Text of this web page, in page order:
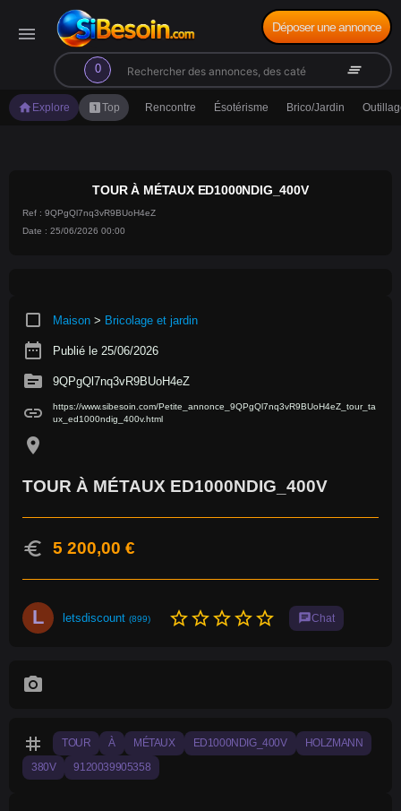
menu
0
search clear_all
Déposer une annonce
home Explore looks_oneTop Rencontre Ésotérisme Brico/Jardin
TOUR À MÉTAUX ED1000NDIG_400V
Ref : 9QPgQl7nq3vR9BUoH4eZ
Date : 25/06/2026 00:00
crop_square Maison > Bricolage et jardin
date_range Publié le 25/06/2026
source 9QPgQl7nq3vR9BUoH4eZ
link
https://www.sibesoin.com/Petite_annonce_9QPgQl7nq3vR9BUoH4eZ_tour_ta
ux_ed1000ndig_400v.html
location_on
TOUR À MÉTAUX ED1000NDIG_400V
euro 5 200,00 €
L letsdiscount (899) star_borderstar_borderstar_borderstar_borderstar_border chatChat
photo_camera
tag TOUR À MÉTAUX ED1000NDIG_400V HOLZMANN
380V 9120039905358